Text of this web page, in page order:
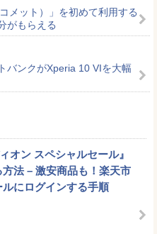
メット）」を初めて利用する
がもらえる
バンクがXperia 10 VIを大幅
オン スペシャルセール』
法 – 激安商品も！楽天市
にログインする手順